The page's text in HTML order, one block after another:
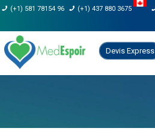
Skip
content
(+1) 581 78154 96 (+1) 437 880 3675
Devis Express